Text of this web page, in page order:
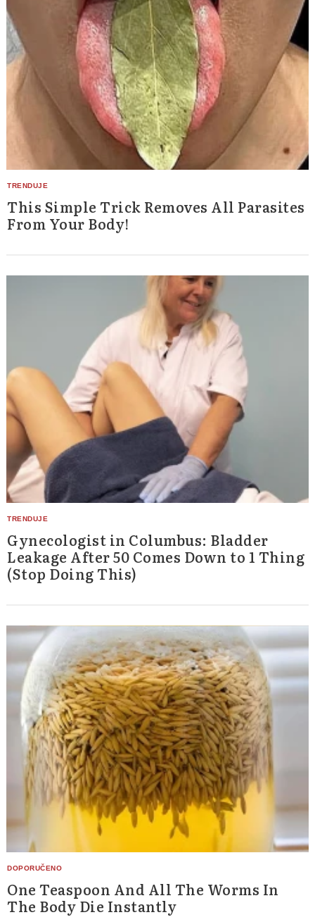
This Simple Trick Removes All Parasites
From Your Body!
Gynecologist in Columbus: Bladder
Leakage After 50 Comes Down to 1 Thing
(Stop Doing This)
One Teaspoon And All The Worms In
The Body Die Instantly